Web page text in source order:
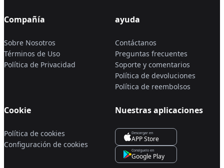
Compañía
Sobre Nosotros
Términos de Uso
Política de Privacidad
ayuda
Contáctanos
Preguntas frecuentes
Soporte y comentarios
Política de devoluciones
Política de reembolsos
Cookie
Política de cookies
Configuración de cookies
Nuestras aplicaciones
Descargar en
APP Store
Consíguelo en
Google Play